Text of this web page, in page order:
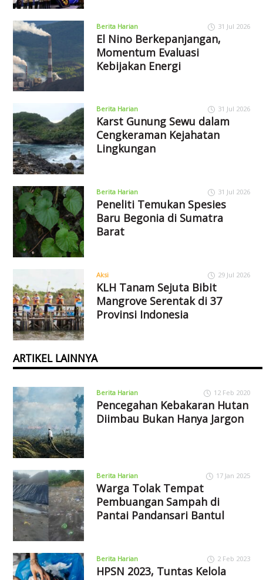
Berita Harian 31 Jul 2026
El Nino Berkepanjangan,
Momentum Evaluasi
Kebijakan Energi
Berita Harian 31 Jul 2026
Karst Gunung Sewu dalam
Cengkeraman Kejahatan
Lingkungan
Berita Harian 31 Jul 2026
Peneliti Temukan Spesies
Baru Begonia di Sumatra
Barat
Aksi 29 Jul 2026
KLH Tanam Sejuta Bibit
Mangrove Serentak di 37
Provinsi Indonesia
ARTIKEL LAINNYA
Berita Harian 12 Feb 2020
Pencegahan Kebakaran Hutan
Diimbau Bukan Hanya Jargon
Berita Harian 17 Jan 2025
Warga Tolak Tempat
Pembuangan Sampah di
Pantai Pandansari Bantul
Berita Harian 2 Feb 2023
HPSN 2023, Tuntas Kelola